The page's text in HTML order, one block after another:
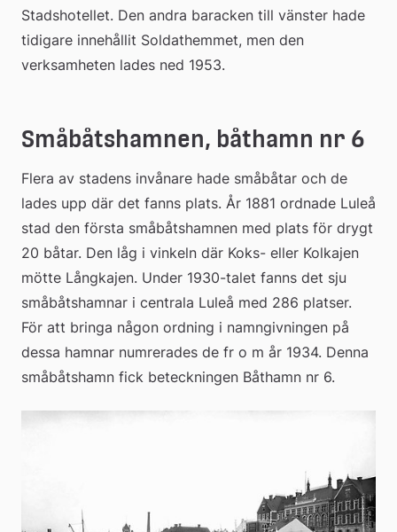
Stadshotellet. Den andra baracken till vänster hade
tidigare innehållit Soldathemmet, men den
verksamheten lades ned 1953.
Småbåtshamnen, båthamn nr 6
Flera av stadens invånare hade småbåtar och de
lades upp där det fanns plats. År 1881 ordnade Luleå
stad den första småbåtshamnen med plats för drygt
20 båtar. Den låg i vinkeln där Koks- eller Kolkajen
mötte Långkajen. Under 1930-talet fanns det sju
småbåtshamnar i centrala Luleå med 286 platser.
För att bringa någon ordning i namngivningen på
dessa hamnar numrerades de fr o m år 1934. Denna
småbåtshamn fick beteckningen Båthamn nr 6.